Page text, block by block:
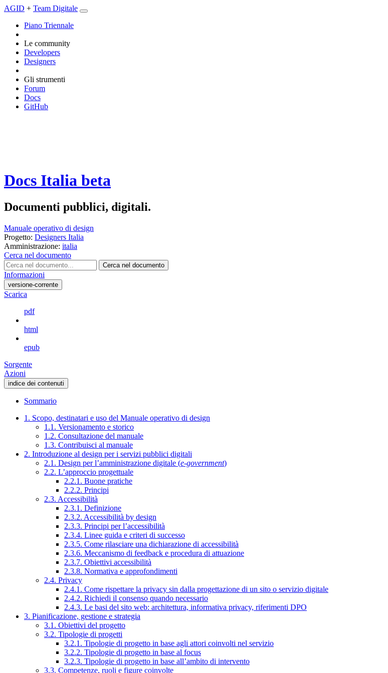
AGID + Team Digitale
Piano Triennale
Le community
Developers
Designers
Gli strumenti
Forum
Docs
GitHub
Docs Italia beta
Documenti pubblici, digitali.
Manuale operativo di design
Progetto: Designers Italia
Amministrazione: italia
Cerca nel documento
Cerca nel documento
Informazioni
versione-corrente
Scarica
pdf
html
epub
Sorgente
Azioni
indice dei contenuti
Sommario
1. Scopo, destinatari e uso del Manuale operativo di design
1.1. Versionamento e storico
1.2. Consultazione del manuale
1.3. Contribuisci al manuale
2. Introduzione al design per i servizi pubblici digitali
2.1. Design per l’amministrazione digitale (e-government)
2.2. L’approccio progettuale
2.2.1. Buone pratiche
2.2.2. Principi
2.3. Accessibilità
2.3.1. Definizione
2.3.2. Accessibilità by design
2.3.3. Principi per l’accessibilità
2.3.4. Linee guida e criteri di successo
2.3.5. Come rilasciare una dichiarazione di accessibilità
2.3.6. Meccanismo di feedback e procedura di attuazione
2.3.7. Obiettivi accessibilità
2.3.8. Normativa e approfondimenti
2.4. Privacy
2.4.1. Come rispettare la privacy sin dalla progettazione di un sito o servizio digitale
2.4.2. Richiedi il consenso quando necessario
2.4.3. Le basi del sito web: architettura, informativa privacy, riferimenti DPO
3. Pianificazione, gestione e strategia
3.1. Obiettivi del progetto
3.2. Tipologie di progetti
3.2.1. Tipologie di progetto in base agli attori coinvolti nel servizio
3.2.2. Tipologie di progetto in base al focus
3.2.3. Tipologie di progetto in base all’ambito di intervento
3.3. Competenze, ruoli e figure coinvolte